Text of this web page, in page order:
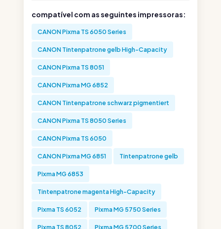
compatível com as seguintes impressoras:
CANON Pixma TS 6050 Series
CANON Tintenpatrone gelb High-Capacity
CANON Pixma TS 8051
CANON Pixma MG 6852
CANON Tintenpatrone schwarz pigmentiert
CANON Pixma TS 8050 Series
CANON Pixma TS 6050
CANON Pixma MG 6851 Tintenpatrone gelb
Pixma MG 6853
Tintenpatrone magenta High-Capacity
Pixma TS 6052 Pixma MG 5750 Series
Pixma TS 8052 Pixma MG 5700 Series